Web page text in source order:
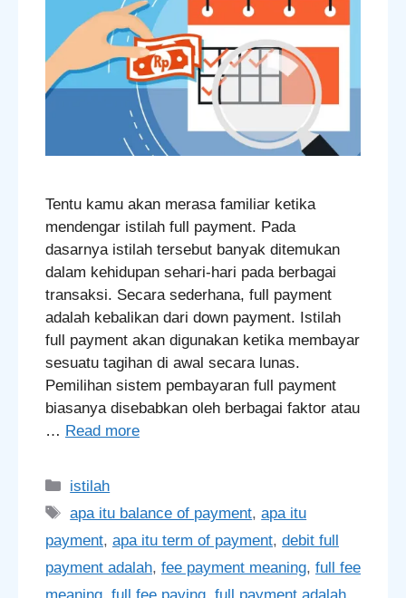
Tentu kamu akan merasa familiar ketika
mendengar istilah full payment. Pada
dasarnya istilah tersebut banyak ditemukan
dalam kehidupan sehari-hari pada berbagai
transaksi. Secara sederhana, full payment
adalah kebalikan dari down payment. Istilah
full payment akan digunakan ketika membayar
sesuatu tagihan di awal secara lunas.
Pemilihan sistem pembayaran full payment
biasanya disebabkan oleh berbagai faktor atau
… Read more
Categories
istilah
Tags
apa itu balance of payment,apa itu
payment, apa itu term of payment, debit full
payment adalah, fee payment meaning, full fee